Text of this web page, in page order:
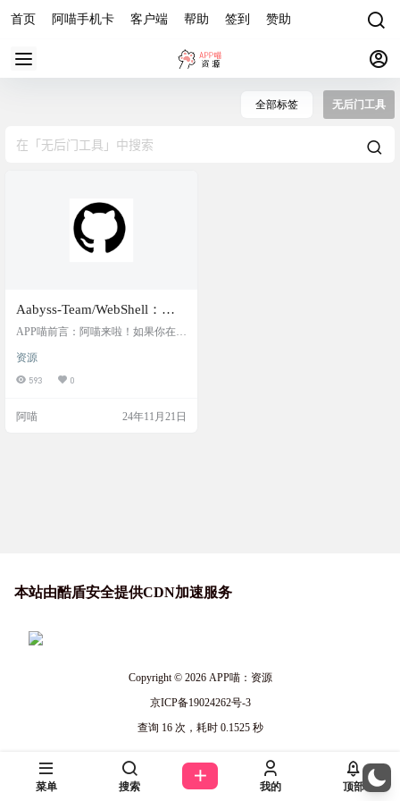
首页 阿喵手机卡 客户端 帮助 签到 赞助
全部标签 无后门工具
Aabyss-Team/WebShell：整
理无后门WebShell木马资
供一个安全的工具库
APP喵前言：阿喵来啦！如果你在网
可靠的WebShell资源。Aabyss-Team
在GitHub上整理了一份无后门的大
测试和网站管理。如果你觉得这些
资源
593 0
阿喵 24年11月21日
本站由酷盾安全提供CDN加速服务
Copyright © 2026APP喵：资源
京ICP备19024262号-3
查询 16 次，耗时 0.1525 秒
菜单 搜索 我的 顶部